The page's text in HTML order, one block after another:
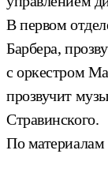
В первом
Барбера,
с оркестром
прозвучит
Стравинского.
По материалам